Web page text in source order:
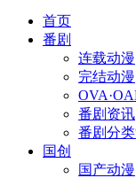
首页
番剧
连载动漫
完结动漫
番剧资讯
番剧分
国创
国产动漫